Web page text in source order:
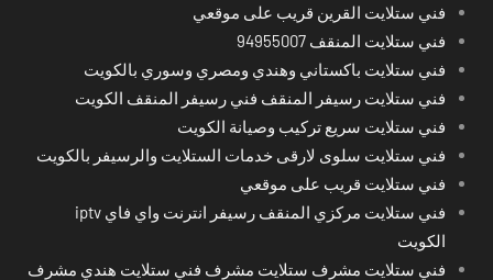
فني ستلايت القرين قريب على موقعي
فني ستلايت المنقف 94955007
فني ستلايت باكستاني وهندي ومصري وسوري بالكويت
فني ستلايت رسيفر المنقف فني رسيفر المنقف الكويت
فني ستلايت سريع تركيب وصيانة الكويت
فني ستلايت سلوى لارقى خدمات الستلايت والرسيفر بالكويت
فني ستلايت قريب على موقعي
فني ستلايت مركزي المنقف رسيفر انترنت واي فاي iptv
الكويت
فني ستلايت مشرف ستلايت مشرف فني ستلايت هندي مشرف